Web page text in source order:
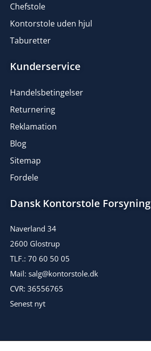
Chefstole
Kontorstole uden hjul
Taburetter
Kunderservice
Handelsbetingelser
Returnering
Reklamation
Blog
Sitemap
Fordele
Dansk Kontorstole Forsyning
Naverland 34
2600 Glostrup
TLF.: 70 60 50 05
Mail: salg@kontorstole.dk
CVR: 36556765
Senest nyt